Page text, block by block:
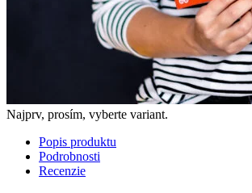
Najprv, prosím, vyberte variant.
Popis produktu
Podrobnosti
Recenzie